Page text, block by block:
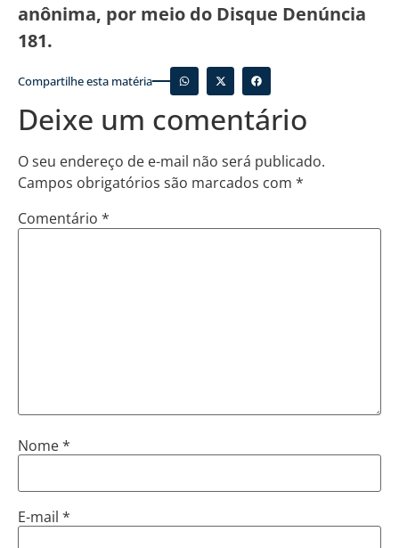
anônima, por meio do Disque Denúncia
181.
Compartilhe esta matéria
Deixe um comentário
O seu endereço de e-mail não será publicado.
Campos obrigatórios são marcados com *
Comentário *
Nome*
E-mail *